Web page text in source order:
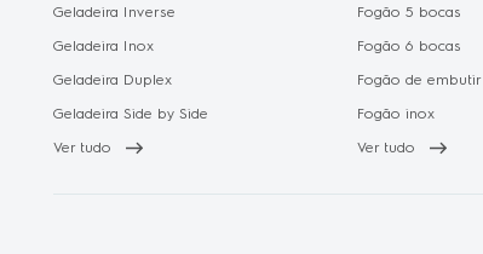
Geladeira Inverse
Geladeira Inox
Geladeira Duplex
Geladeira Side by Side
Ver tudo
Fogão 5 bocas
Fogão 6 bocas
Fogão de embutir
Fogão inox
Ver tudo